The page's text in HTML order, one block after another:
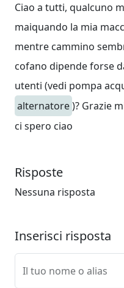
Ciao a tutti, qualcuno
maiquando la mia
mentre cammino
cofano dipende forse
utenti (vedi pompa
alternatore)? Grazie
ci spero ciao
Risposte
Nessuna risposta
Inserisci risposta
Il tuo nome o alias